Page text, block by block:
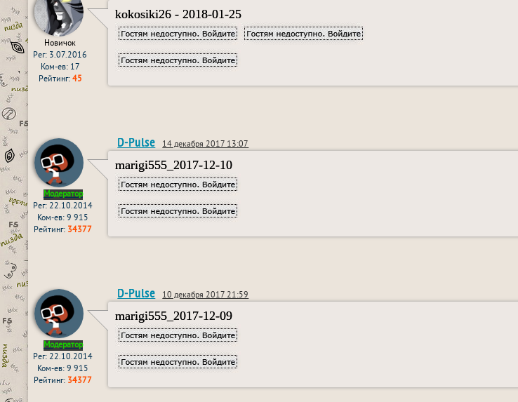
Новичок
Рег: 3.07.2016
Ком-ев: 17
Рейтинг: 45
kokosiki26 - 2018-01-25
Модератор
Рег: 22.10.2014
Ком-ев: 9 915
Рейтинг: 34377
D-Pulse 14 декабря 2017 13:07
marigi555_2017-12-10
Модератор
Рег: 22.10.2014
Ком-ев: 9 915
Рейтинг: 34377
D-Pulse 10 декабря 2017 21:59
marigi555_2017-12-09